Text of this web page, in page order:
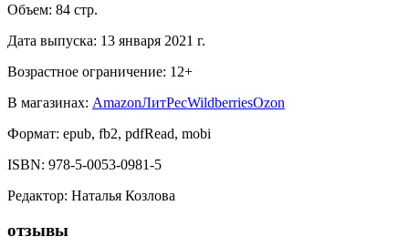
Объем: 84 стр.
Дата выпуска: 13 января 2021 г.
Возрастное ограничение: 12+
В магазинах: AmazonЛитРесWildberriesOzon
Формат: epub, fb2, pdfRead, mobi
ISBN: 978-5-0053-0981-5
Редактор: Наталья Козлова
отзывы